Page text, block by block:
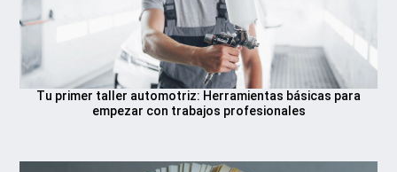
Tu primer taller automotriz: Herramientas básicas para
empezar con trabajos profesionales